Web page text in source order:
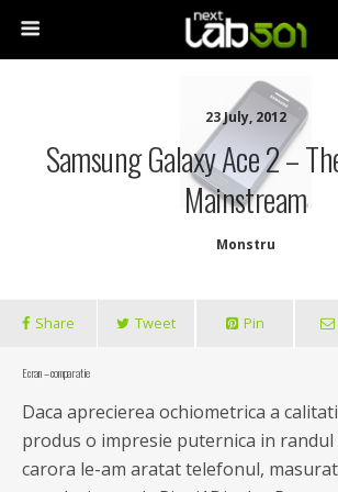
23 July, 2012
Samsung Galaxy Ace 2 –
Mainstream
Monstru
Share Tweet Pin
Ecran – comparatie
Daca aprecierea ochiometrica a
produs o impresie puternica in
carora le-am aratat telefonul,